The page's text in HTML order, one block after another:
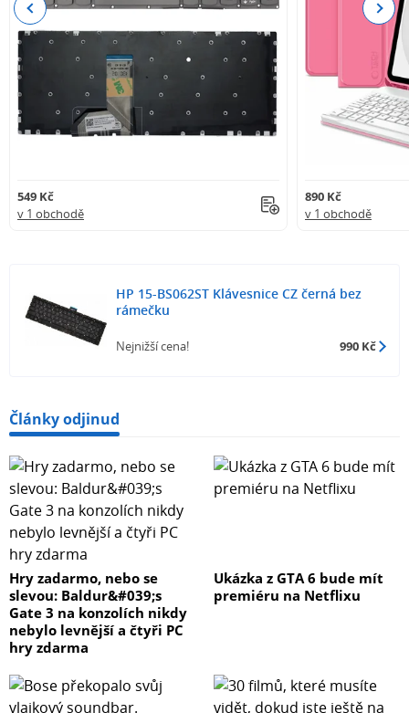
549 Kč
v 1 obchodě
890 Kč
v 1 obchodě
Previous Next
HP 15-BS062ST Klávesnice CZ černá bez
rámečku
Nejnižší cena! 990 Kč
Články odjinud
Hry zadarmo, nebo se
slevou: Baldur&#039;s
Gate 3 na konzolích nikdy
nebylo levnější a čtyři PC
hry zdarma
Ukázka z GTA 6 bude mít
premiéru na Netflixu